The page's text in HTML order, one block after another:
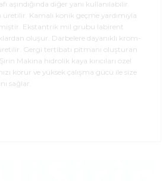
aşındığında diğer yanı kullanılabilir.
Kamalı konik geçme yardımıyla
Ekstantrik mil grubu labirent
oluşur. Darbelere dayanıklı krom-
Gergi tertibatı pitmanı oluşturan
Makina hidrolik kaya kırıcıları özel
korur ve yüksek çalışma gücü ile size
sağlar.